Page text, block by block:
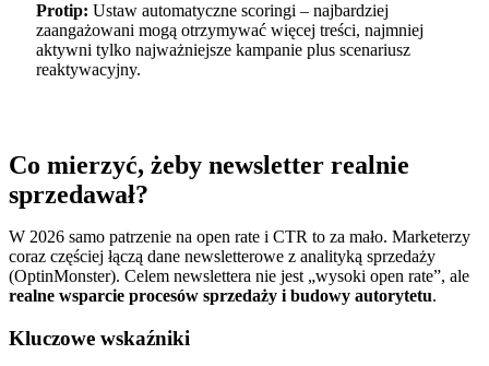
Protip: Ustaw automatyczne scoringi – najbardziej
zaangażowani mogą otrzymywać więcej treści, najmniej
aktywni tylko najważniejsze kampanie plus scenariusz
reaktywacyjny.
Co mierzyć, żeby newsletter realnie
sprzedawał?
W 2026 samo patrzenie na open rate i CTR to za mało. Marketerzy
coraz częściej łączą dane newsletterowe z analityką sprzedaży
(OptinMonster). Celem newslettera nie jest „wysoki open rate”, ale
realne wsparcie procesów sprzedaży i budowy autorytetu.
Kluczowe wskaźniki